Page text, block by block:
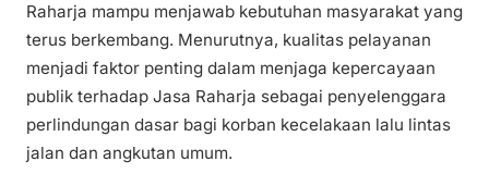
Raharja mampu menjawab kebutuhan masyarakat yang
terus berkembang. Menurutnya, kualitas pelayanan
menjadi faktor penting dalam menjaga kepercayaan
publik terhadap Jasa Raharja sebagai penyelenggara
perlindungan dasar bagi korban kecelakaan lalu lintas
jalan dan angkutan umum.